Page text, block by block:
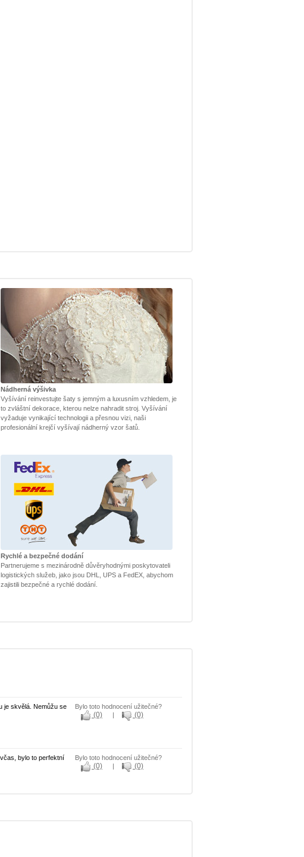
Nádherná výšivka
Vyšívání reinvestujte šaty s jemným a luxusním vzhledem, je
to zvláštní dekorace, kterou nelze nahradit stroj. Vyšívání
vyžaduje vynikající technologii a přesnou vizi, naši
profesionální krejčí vyšívají nádherný vzor šatů.
Rychlé a bezpečné dodání
Partnerujeme s mezinárodně důvěryhodnými poskytovateli
logistických služeb, jako jsou DHL, UPS a FedEX, abychom
zajistili bezpečné a rychlé dodání.
je skvělá. Nemůžu se
Bylo toto hodnocení užitečné?
(0) (0)
bylo to perfektní
Bylo toto hodnocení užitečné?
(0) (0)